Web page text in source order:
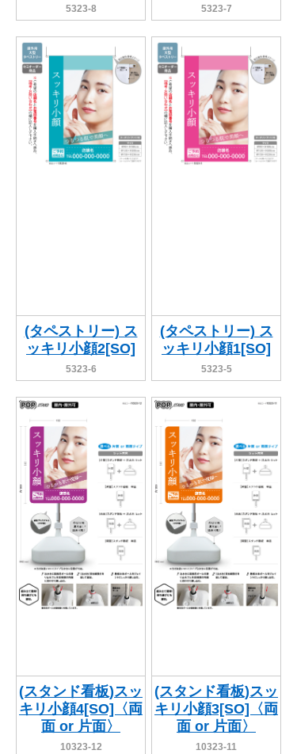
5323-8 5323-7
(タペストリー) ス
ッキリ小顔2[SO]
5323-6
(タペストリー) ス
ッキリ小顔1[SO]
5323-5
(スタンド看板)スッ
キリ小顔4[SO]〈両
面 or 片面〉
10323-12
(スタンド看板)スッ
キリ小顔3[SO]〈両
面 or 片面〉
10323-11